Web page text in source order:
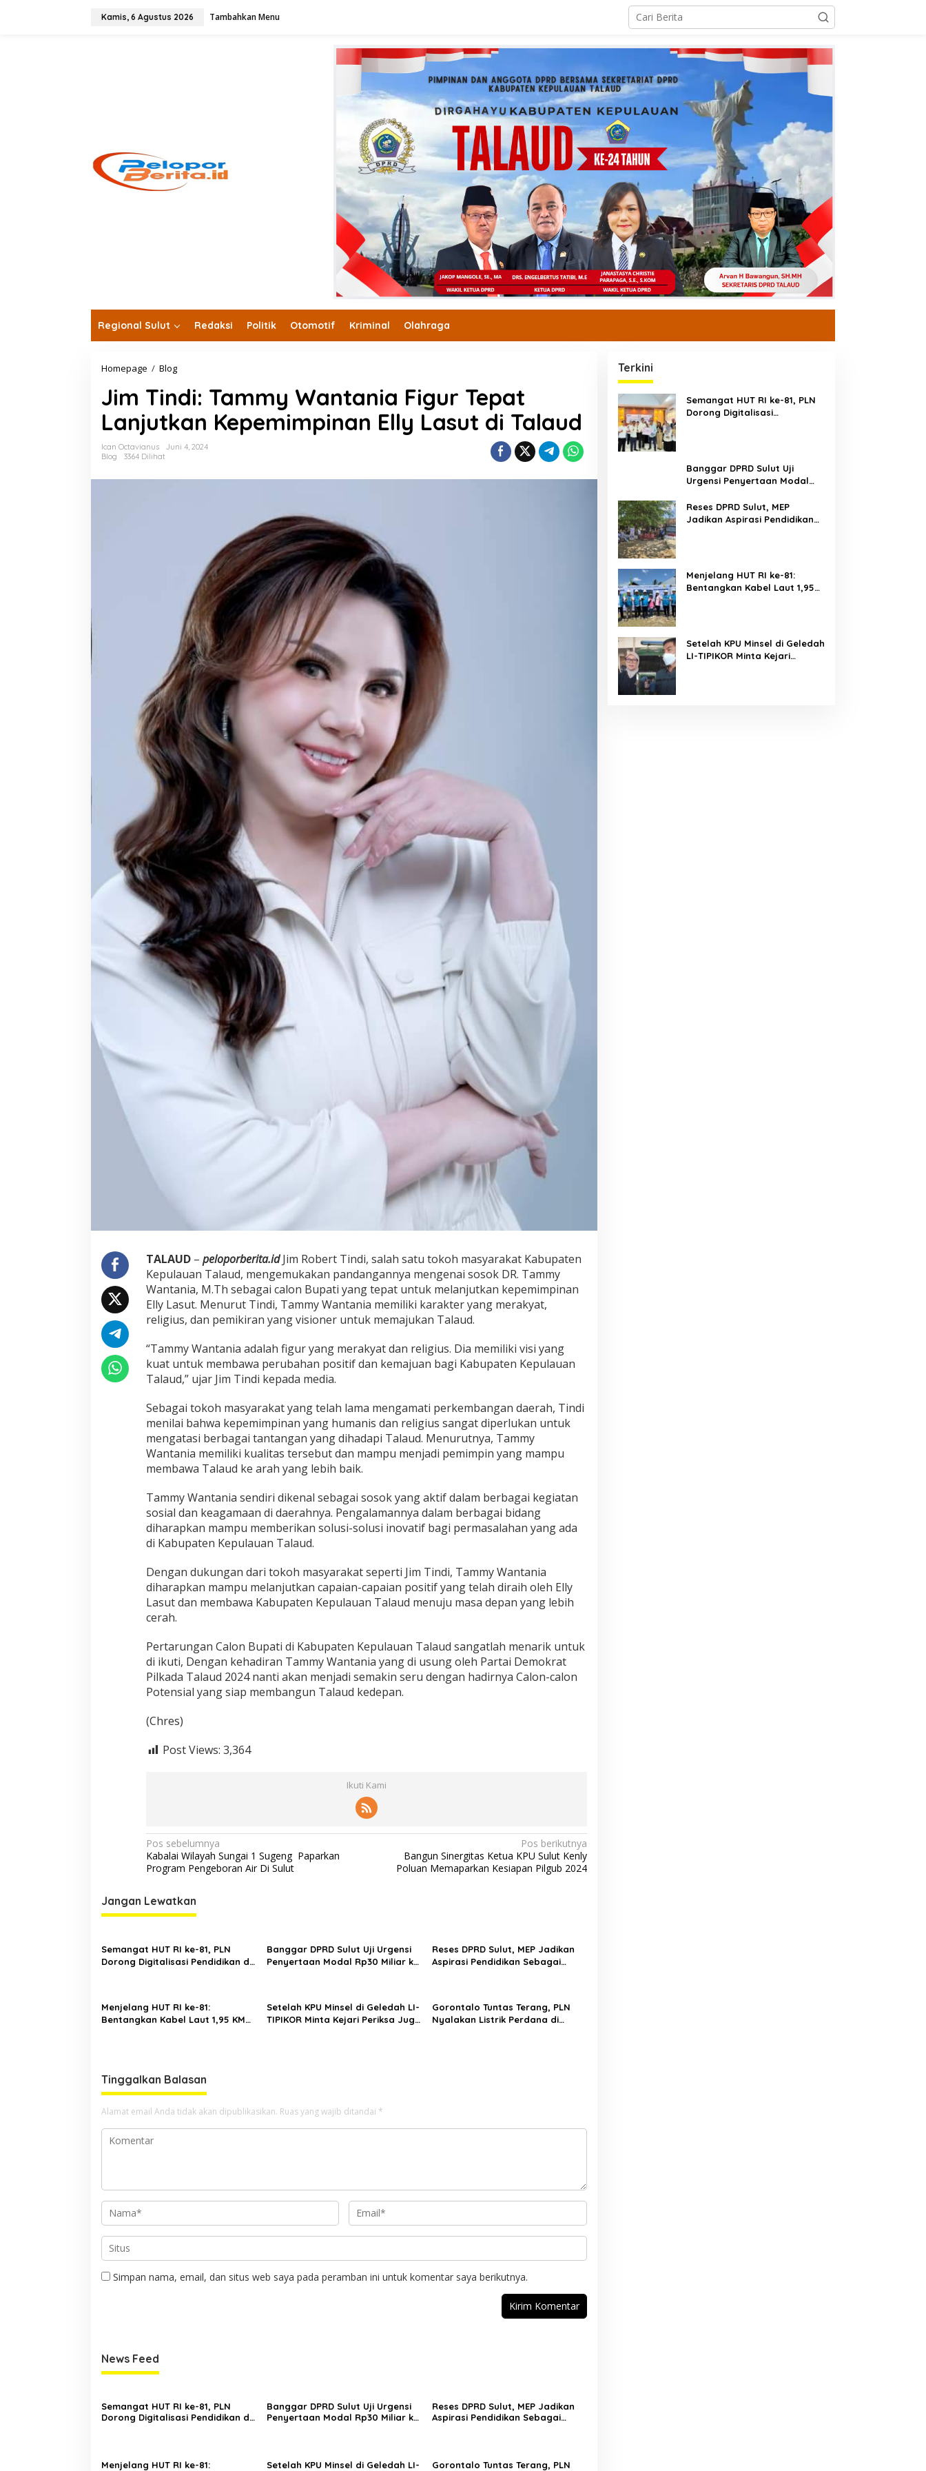
Kamis, 6 Agustus 2026 Tambahkan Menu
Regional Sulut Redaksi Politik Otomotif Kriminal Olahraga
Homepage / BlogJim
Tammy
Wantania
Figur
Tepat
Lanjutkan
Kepemimpinan
Lasut
Jim Tindi: Tammy Wantania Figur Tepat
Lanjutkan Kepemimpinan Elly Lasut di Talaud
Ican Octavianus
Juni 4, 2024
Blog
3364 Dilihat
TALAUD– peloporberita.idJim Robert Tindi, salah satu tokoh masyarakat Kabupaten
Kepulauan Talaud, mengemukakan pandangannya mengenai sosok DR. Tammy
Wantania, M.Th sebagai calon Bupati yang tepat untuk melanjutkan kepemimpinan
Elly Lasut. Menurut Tindi, Tammy Wantania memiliki karakter yang merakyat,
religius, dan pemikiran yang visioner untuk memajukan Talaud.
“Tammy Wantania adalah figur yang merakyat dan religius. Dia memiliki visi yang
kuat untuk membawa perubahan positif dan kemajuan bagi Kabupaten Kepulauan
Talaud,” ujar Jim Tindi kepada media.
Sebagai tokoh masyarakat yang telah lama mengamati perkembangan daerah, Tindi
menilai bahwa kepemimpinan yang humanis dan religius sangat diperlukan untuk
mengatasi berbagai tantangan yang dihadapi Talaud. Menurutnya, Tammy
Wantania memiliki kualitas tersebut dan mampu menjadi pemimpin yang mampu
membawa Talaud ke arah yang lebih baik.
Tammy Wantania sendiri dikenal sebagai sosok yang aktif dalam berbagai kegiatan
sosial dan keagamaan di daerahnya. Pengalamannya dalam berbagai bidang
diharapkan mampu memberikan solusi-solusi inovatif bagi permasalahan yang ada
di Kabupaten Kepulauan Talaud.
Dengan dukungan dari tokoh masyarakat seperti Jim Tindi, Tammy Wantania
diharapkan mampu melanjutkan capaian-capaian positif yang telah diraih oleh Elly
Lasut dan membawa Kabupaten Kepulauan Talaud menuju masa depan yang lebih
cerah.
Pertarungan Calon Bupati di Kabupaten Kepulauan Talaud sangatlah menarik untuk
di ikuti, Dengan kehadiran Tammy Wantania yang di usung oleh Partai Demokrat
Pilkada Talaud 2024 nanti akan menjadi semakin seru dengan hadirnya Calon-calon
Potensial yang siap membangun Talaud kedepan.
(Chres)
Post Views: 3,364
Ikuti Kami
Navigasi
pos
Pos sebelumnya
Kabalai Wilayah Sungai 1 Sugeng Paparkan
Program Pengeboran Air Di Sulut
Pos berikutnya
Bangun Sinergitas Ketua KPU Sulut Kenly
Poluan Memaparkan Kesiapan Pilgub 2024
Jangan Lewatkan
Semangat HUT RI ke-81, PLN
Dorong Digitalisasi Pendidikan di
Banggar DPRD Sulut Uji Urgensi
Penyertaan Modal Rp30 Miliar ke
Reses DPRD Sulut, MEP Jadikan
Aspirasi Pendidikan Sebagai
Menjelang HUT RI ke-81:
Bentangkan Kabel Laut 1,95 KMS,
Setelah KPU Minsel di Geledah LI-
TIPIKOR Minta Kejari Periksa Juga
Gorontalo Tuntas Terang, PLN
Nyalakan Listrik Perdana di
Tinggalkan Balasan
Alamat email Anda tidak akan dipublikasikan. Ruas yang wajib ditandai *
Simpan nama, email, dan situs web saya pada peramban ini untuk komentar saya berikutnya.
News Feed
Semangat HUT RI ke-81, PLN
Dorong Digitalisasi Pendidikan di
Banggar DPRD Sulut Uji Urgensi
Penyertaan Modal Rp30 Miliar ke
Reses DPRD Sulut, MEP Jadikan
Aspirasi Pendidikan Sebagai
Menjelang HUT RI ke-81:
Setelah KPU Minsel di Geledah LI-
Gorontalo Tuntas Terang, PLN
Terkini
Semangat HUT RI ke-81, PLN
Dorong Digitalisasi
Banggar DPRD Sulut Uji
Urgensi Penyertaan Modal
Menimbang Stabilitas Fiskal
dan Masa Depan Bank
Reses DPRD Sulut, MEP
Jadikan Aspirasi Pendidikan
Menjelang HUT RI ke-81:
Bentangkan Kabel Laut 1,95
Gorontalo
Setelah KPU Minsel di Geledah
LI-TIPIKOR Minta Kejari